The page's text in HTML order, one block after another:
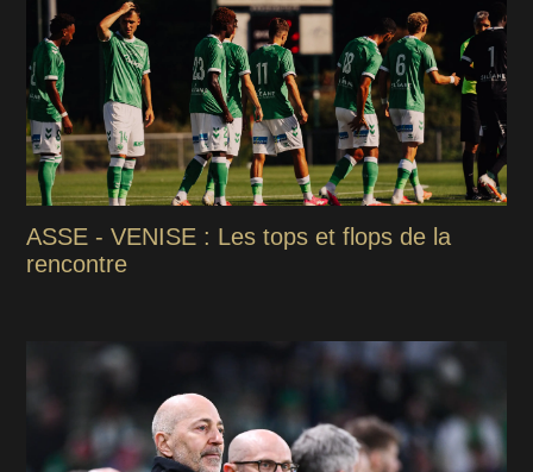
ASSE - VENISE : Les tops et flops de la
rencontre